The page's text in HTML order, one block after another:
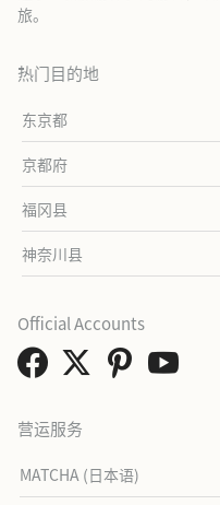
旅。
热门目的地
东京都
京都府
福冈县
神奈川县
营运服务
MATCHA (日本语)
Official Accounts